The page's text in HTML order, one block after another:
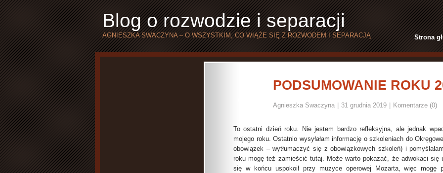
Blog o rozwodzie i separacji
AGNIESZKA SWACZYNA – O WSZYSTKIM, CO WIĄŻE SIĘ Z ROZWODEM I SEPARACJĄ Strona
PODSUMOWANIE ROKU
Agnieszka Swaczyna 31 grudnia 2019 Komentarze (0)
To ostatni dzień roku. Nie jestem bardzo refleksyjna, ale jednak
mojego roku. Ostatnio wysyłałam informację o szkoleniach do
obowiązek – wytłumaczyć się z obowiązkowych szkoleń) i
roku mogę też zamieścić tutaj. Może warto pokazać, że adwokaci się
się w końcu uspokoił przy muzyce operowej Mozarta, więc mogę